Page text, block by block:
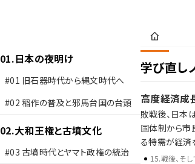
01.日本の夜明け
#01 旧石器時代から縄文時代へ
#02 稲作の普及と邪馬台国の台頭
02.大和王権と古墳文化
#03 古墳時代とヤマト政権の統治
学び直し
高度経済成
敗戦後、日本
国体制から市
る特需が経済
よって高度経
15.戦後、そ